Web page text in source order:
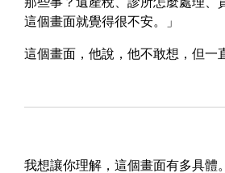
這個畫面就覺得很不安。」
這個畫面，他說，他不敢想，但一
我想讓你理解，這個畫面有多具體。